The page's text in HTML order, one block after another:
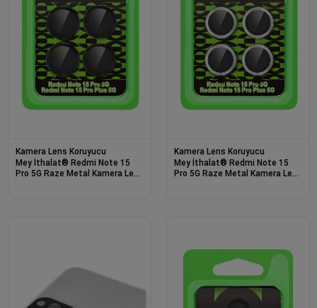
Kamera Lens Koruyucu
Mey İthalat® Redmi Note 15
Pro 5G Raze Metal Kamera Lens
Kamera Lens Koruyucu
Mey İthalat® Redmi Note 15
Pro 5G Raze Metal Kamera Lens